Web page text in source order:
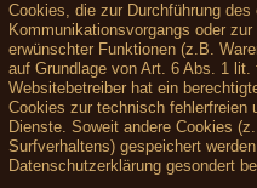
Cookies, die zur Durchführung des
Kommunikationsvorgangs oder
erwünschter Funktionen (z.B.
auf Grundlage von Art. 6 Abs. 1
Websitebetreiber hat ein
Cookies zur technisch fehlerfreien
Dienste. Soweit andere Cookies
Surfverhaltens) gespeichert
Datenschutzerklärung gesondert